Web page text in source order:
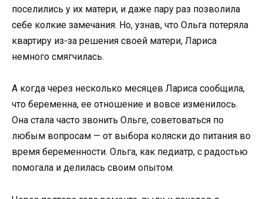
поселились у их матери, и даже пару раз позволила
себе колкие замечания. Но, узнав, что Ольга потеряла
квартиру из-за решения своей матери, Лариса
немного смягчилась.
А когда через несколько месяцев Лариса сообщила,
что беременна, ее отношение и вовсе изменилось.
Она стала часто звонить Ольге, советоваться по
любым вопросам — от выбора коляски до питания во
время беременности. Ольга, как педиатр, с радостью
помогала и делилась своим опытом.